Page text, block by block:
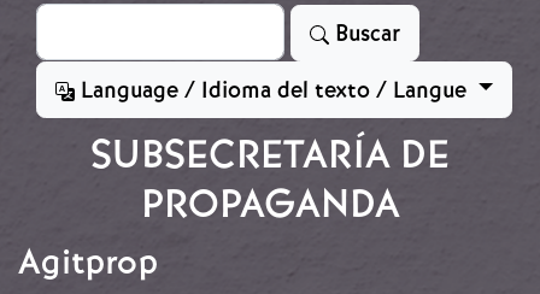
Search
Buscar
Language / Idioma del texto / Langue
SUBSECRETARÍA DE
PROPAGANDA
Agitprop